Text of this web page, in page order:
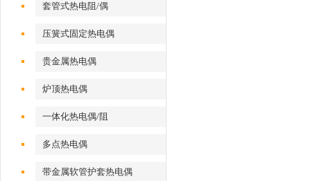
套管式热电阻/偶
压簧式固定热电偶
贵金属热电偶
炉顶热电偶
一体化热电偶/阻
多点热电偶
带金属软管护套热电偶